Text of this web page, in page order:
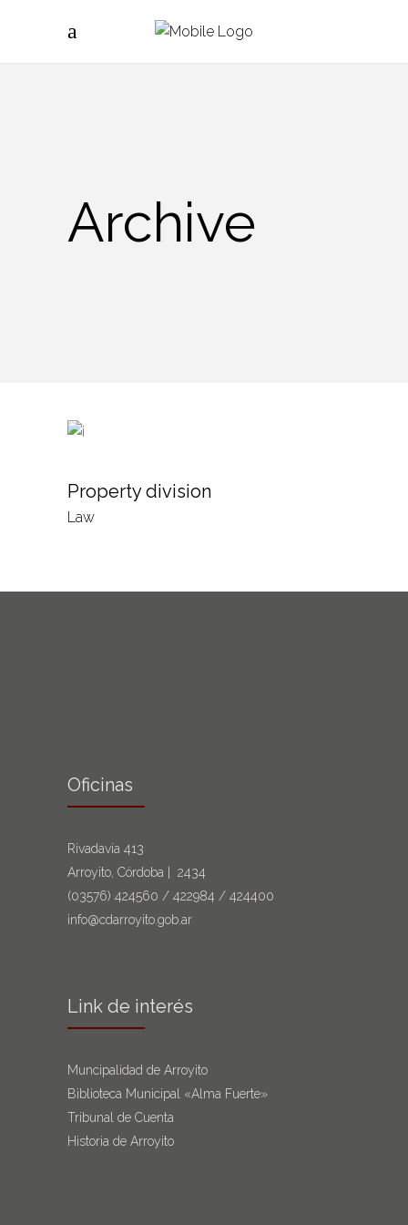
Archive
Property division
Law
Oficinas
Rivadavia 413
Arroyito, Córdoba | 2434
(03576) 424560 / 422984 / 424400
info@cdarroyito.gob.ar
Link de interés
Muncipalidad de Arroyito
Biblioteca Municipal «Alma Fuerte»
Tribunal de Cuenta
Historia de Arroyito